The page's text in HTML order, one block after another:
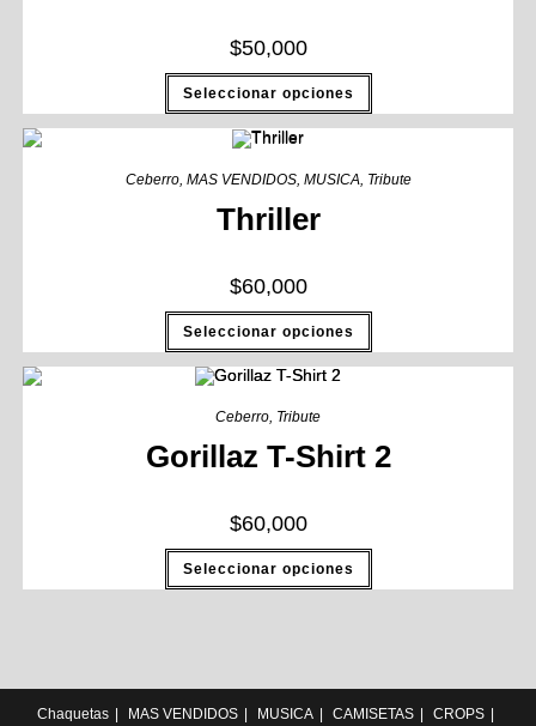
$50,000
Seleccionar opciones
Ceberro, MAS VENDIDOS, MUSICA Tribute
Thriller
$60,000
Seleccionar opciones
Ceberro, Tribute
Gorillaz T-Shirt 2
$60,000
Seleccionar opciones
Chaquetas MAS VENDIDOS MUSICA CAMISETAS CROPS